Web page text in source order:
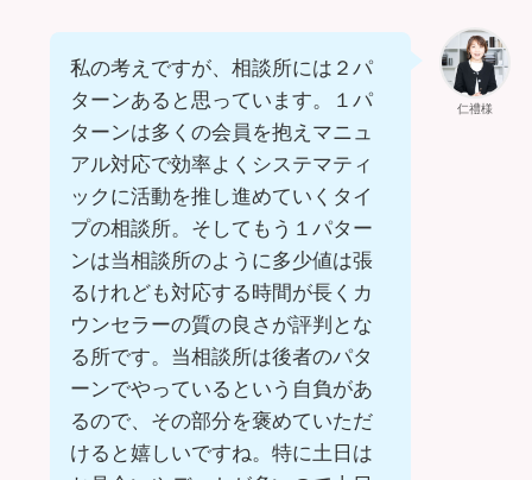
仁禮様
私の考えですが、相談所には２パ
ターンあると思っています。１パ
ターンは多くの会員を抱えマニュ
アル対応で効率よくシステマティ
ックに活動を推し進めていくタイ
プの相談所。そしてもう１パター
ンは当相談所のように多少値は張
るけれども対応する時間が長くカ
ウンセラーの質の良さが評判とな
る所です。当相談所は後者のパタ
ーンでやっているという自負があ
るので、その部分を褒めていただ
けると嬉しいですね。特に土日は